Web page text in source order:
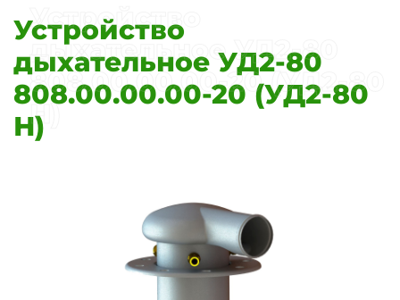
Устройство
дыхательное УД2-80
808.00.00.00-20 (УД2-80
Н)
Устройство
дыхательное УД2-80
808.00.00.00-20 (УД2-80
Н)